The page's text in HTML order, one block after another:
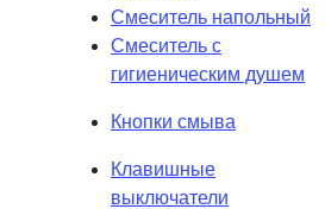
Смеситель напольный
Смеситель с
гигиеническим душем
Кнопки смыва
Клавишные
выключатели